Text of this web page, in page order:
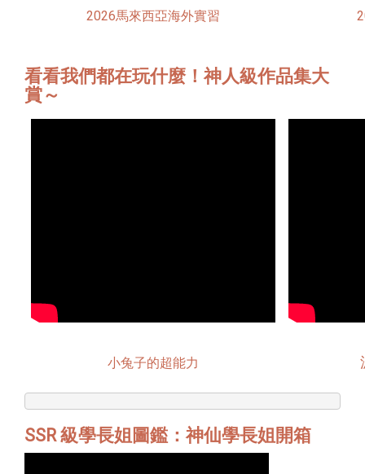
2026馬來西亞海外實習
看看我們都在玩什麼！神人級作品集大
賞～
小兔子的超能力
SSR 級學長姐圖鑑：神仙學長姐開箱